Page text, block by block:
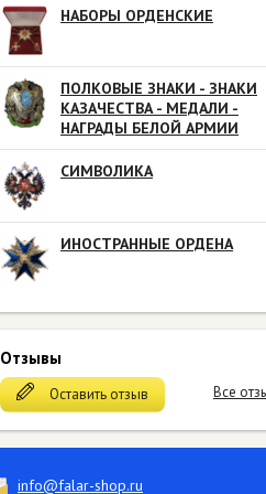
НАБОРЫ ОРДЕНСКИЕ
ПОЛКОВЫЕ ЗНАКИ - ЗНАКИ
КАЗАЧЕСТВА - МЕДАЛИ -
НАГРАДЫ БЕЛОЙ АРМИИ
СИМВОЛИКА
ИНОСТРАННЫЕ ОРДЕНА
Отзывы
Оставить отзыв Все
info@falar-shop.ru